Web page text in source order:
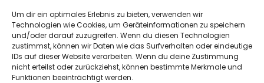
Um dir ein optimales Erlebnis zu bieten, verwenden wir
Technologien wie Cookies, um Geräteinformationen zu speichern
und/oder darauf zuzugreifen. Wenn du diesen Technologien
zustimmst, können wir Daten wie das Surfverhalten oder eindeutige
IDs auf dieser Website verarbeiten. Wenn du deine Zustimmung
nicht erteilst oder zurückziehst, können bestimmte Merkmale und
Funktionen beeinträchtigt werden.
Datenschutz